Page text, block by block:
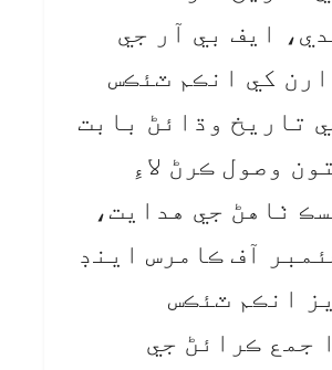
ايف بي آر جي
کي انڪم ٽئڪس
تاريخ وڌائڻ بابت
وصول ڪرڻ لاءِ
ٺاهڻ جي هدايت،
آف ڪامرس اينڊ
انڪم ٽئڪس
جمع ڪرائڻ جي